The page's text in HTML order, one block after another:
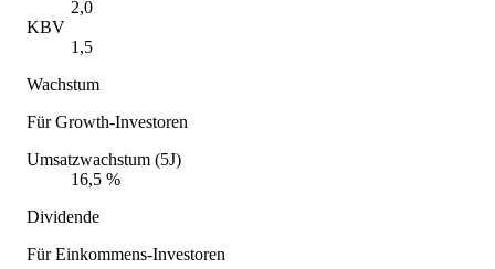
2,0
KBV
1,5
Wachstum
Für Growth-Investoren
Umsatzwachstum (5J)
16,5 %
Dividende
Für Einkommens-Investoren